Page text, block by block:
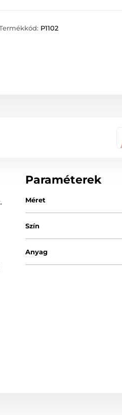
P1102
Paraméterek
Méret
Szín
Anyag